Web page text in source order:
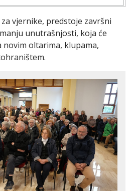
vjernike, predstoje završni
unutrašnjosti, koja će
oltarima, klupama,